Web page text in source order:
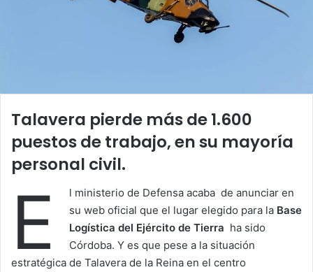
Talavera pierde más de 1.600
puestos de trabajo, en su mayoría
personal civil.
E
l ministerio de Defensa acaba de anunciar en
su web oficial que el lugar elegido para la Base
Logística del Ejército de Tierra ha sido
Córdoba. Y es que pese a la situación
estratégica de Talavera de la Reina en el centro